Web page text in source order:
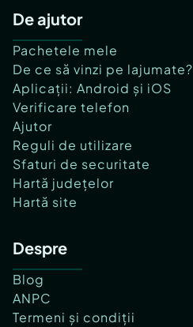
De ajutor
Pachetele mele
De ce să vinzi pe lajumate?
Aplicații: Android și iOS
Verificare telefon
Ajutor
Reguli de utilizare
Sfaturi de securitate
Hartă județelor
Hartă site
Despre
Blog
ANPC
Termeni și condiții